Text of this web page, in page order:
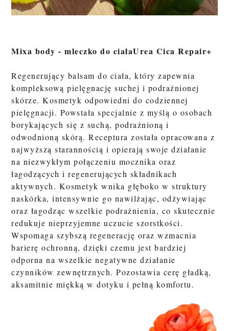
Mixa body - mleczko do ciałaUrea Cica Repair+
Regenerujący balsam do ciała, który zapewnia
kompleksową pielęgnację suchej i podrażnionej
skórze. Kosmetyk odpowiedni do codziennej
pielęgnacji. Powstała specjalnie z myślą o osobach
borykających się z suchą, podrażnioną i
odwodnioną skórą. Receptura została opracowana z
najwyższą starannością i opierają swoje działanie
na niezwykłym połączeniu mocznika oraz
łagodzących i regenerujących składnikach
aktywnych. Kosmetyk wnika głęboko w struktury
naskórka, intensywnie go nawilżając, odżywiając
oraz łagodząc wszelkie podrażnienia, co skutecznie
redukuje nieprzyjemne uczucie szorstkości.
Wspomaga szybszą regenerację oraz wzmacnia
barierę ochronną, dzięki czemu jest bardziej
odporna na wszelkie negatywne działanie
czynników zewnętrznych. Pozostawia cerę gładką,
aksamitnie miękką w dotyku i pełną komfortu.